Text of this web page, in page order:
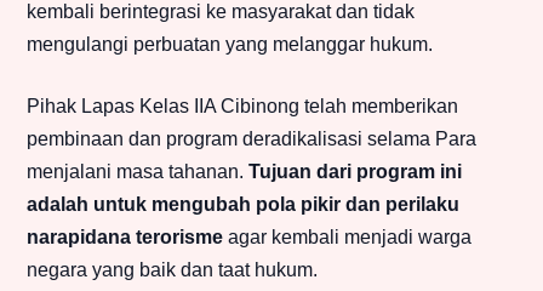
kembali berintegrasi ke masyarakat dan tidak
mengulangi perbuatan yang melanggar hukum.
Pihak Lapas Kelas IIA Cibinong telah memberikan
pembinaan dan program deradikalisasi selama Para
menjalani masa tahanan. Tujuan dari program ini
adalah untuk mengubah pola pikir dan perilaku
narapidana terorisme agar kembali menjadi warga
negara yang baik dan taat hukum.